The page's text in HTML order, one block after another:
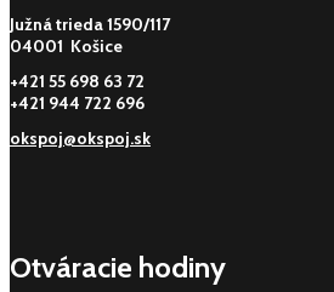
Južná trieda 1590/117
04001 Košice
+421 55 698 63 72
+421 944 722 696
okspoj@okspoj.sk
Otváracie hodiny